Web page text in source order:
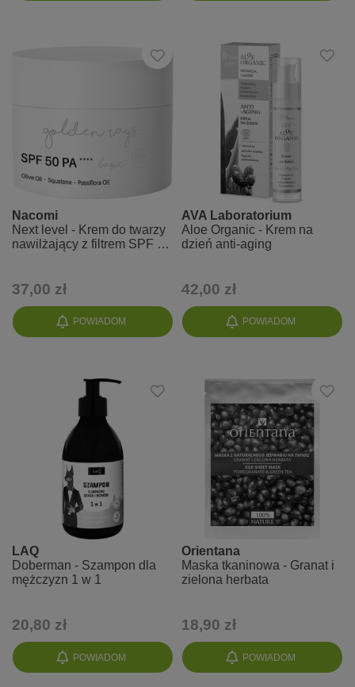
POWIADOM
Nacomi
Next level - Krem do twarzy
nawilżający z filtrem SPF 50
37,00 zł
POWIADOM
AVA Laboratorium
Aloe Organic - Krem na
dzień anti-aging
42,00 zł
POWIADOM
LAQ
Doberman - Szampon dla
mężczyzn 1 w 1
20,80 zł
POWIADOM
Orientana
Maska tkaninowa - Granat i
zielona herbata
18,90 zł